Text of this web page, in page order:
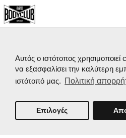
Αυτός ο ιστότοπος χρησιμοποιεί
να εξασφαλίσει την καλύτερη
ιστότοπό μας. Πολιτική
Επιλογές